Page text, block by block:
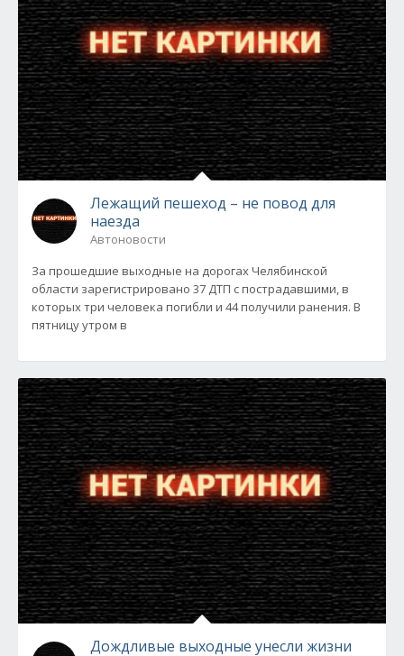
Лежащий пешеход – не повод для
наезда
Автоновости
За прошедшие выходные на дорогах Челябинской
области зарегистрировано 37 ДТП с пострадавшими, в
которых три человека погибли и 44 получили ранения. В
пятницу утром в
Дождливые выходные унесли жизни